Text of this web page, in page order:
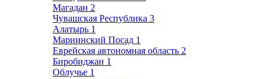
Магадан 2
Чувашская Республика 3
Алатырь 1
Мариинский Посад 1
Еврейская автономная область 2
Биробиджан 1
Облучье 1